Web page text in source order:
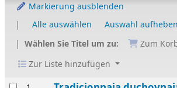
Markierung ausblenden
Alle auswählen
Auswahl aufheben
Wählen Sie Titel um zu:
Zum
Zur Liste hinzufügen
Ergebnisse